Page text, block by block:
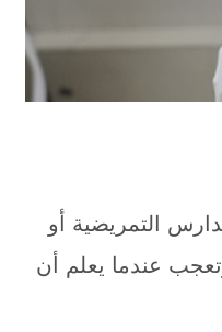
التمريضية أو
عندما يعلم أن